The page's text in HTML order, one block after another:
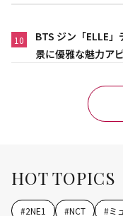
10
BTS ジン「ELLE
景に優雅な魅力ア
HOT TOPICS
#2NE1 #NCT #ミ